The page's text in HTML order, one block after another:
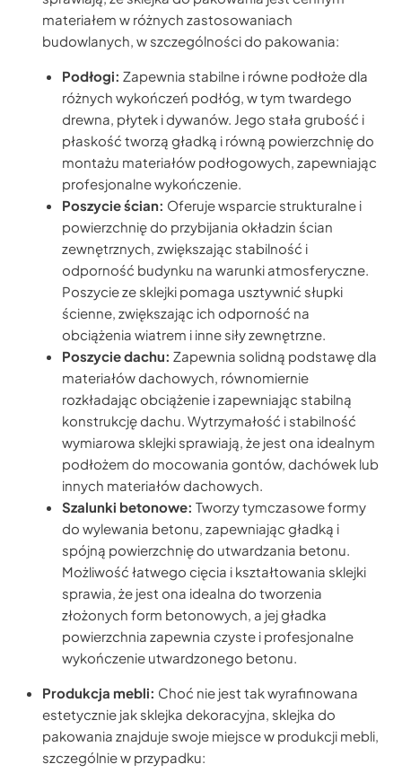
materiałem w różnych zastosowaniach
budowlanych, w szczególności do pakowania:
Podłogi: Zapewnia stabilne i równe podłoże dla
różnych wykończeń podłóg, w tym twardego
drewna, płytek i dywanów. Jego stała grubość i
płaskość tworzą gładką i równą powierzchnię do
montażu materiałów podłogowych, zapewniając
profesjonalne wykończenie.
Poszycie ścian: Oferuje wsparcie strukturalne i
powierzchnię do przybijania okładzin ścian
zewnętrznych, zwiększając stabilność i
odporność budynku na warunki atmosferyczne.
Poszycie ze sklejki pomaga usztywnić słupki
ścienne, zwiększając ich odporność na
obciążenia wiatrem i inne siły zewnętrzne.
Poszycie dachu: Zapewnia solidną podstawę dla
materiałów dachowych, równomiernie
rozkładając obciążenie i zapewniając stabilną
konstrukcję dachu. Wytrzymałość i stabilność
wymiarowa sklejki sprawiają, że jest ona idealnym
podłożem do mocowania gontów, dachówek lub
innych materiałów dachowych.
Szalunki betonowe: Tworzy tymczasowe formy
do wylewania betonu, zapewniając gładką i
spójną powierzchnię do utwardzania betonu.
Możliwość łatwego cięcia i kształtowania sklejki
sprawia, że jest ona idealna do tworzenia
złożonych form betonowych, a jej gładka
powierzchnia zapewnia czyste i profesjonalne
wykończenie utwardzonego betonu.
Produkcja mebli: Choć nie jest tak wyrafinowana
estetycznie jak sklejka dekoracyjna, sklejka do
pakowania znajduje swoje miejsce w produkcji mebli,
szczególnie w przypadku: